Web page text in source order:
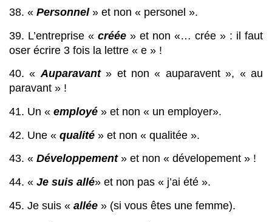
38. « Personnel » et non « personel ».
39. L’entreprise « créée » et non «… crée » : il faut
oser écrire 3 fois la lettre « e » !
40. « Auparavant » et non « auparavent », « au
paravant » !
41. Un « employé » et non « un employer».
42. Une « qualité » et non « qualitée ».
43. « Développement » et non « dévelopement » !
44. « Je suis allé» et non pas « j’ai été ».
45. Je suis « allée » (si vous êtes une femme).